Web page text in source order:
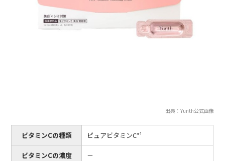
出典：Yunth公式画像
ビタミンCの種類 ピュアビタミンC*¹
ビタミンCの濃度 －